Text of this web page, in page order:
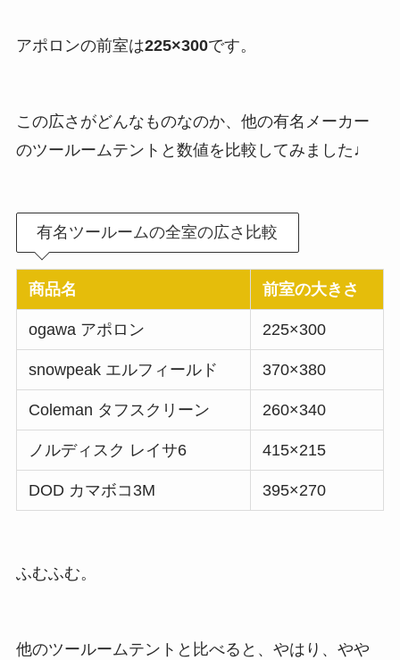
アポロンの前室は225×300です。
この広さがどんなものなのか、他の有名メーカー
のツールームテントと数値を比較してみました♩
有名ツールームの全室の広さ比較
商品名 前室の大きさ
ogawa アポロン 225×300
snowpeak エルフィールド 370×380
Coleman タフスクリーン 260×340
ノルディスク レイサ6 415×215
DOD カマボコ3M 395×270
ふむふむ。
他のツールームテントと比べると、やはり、やや